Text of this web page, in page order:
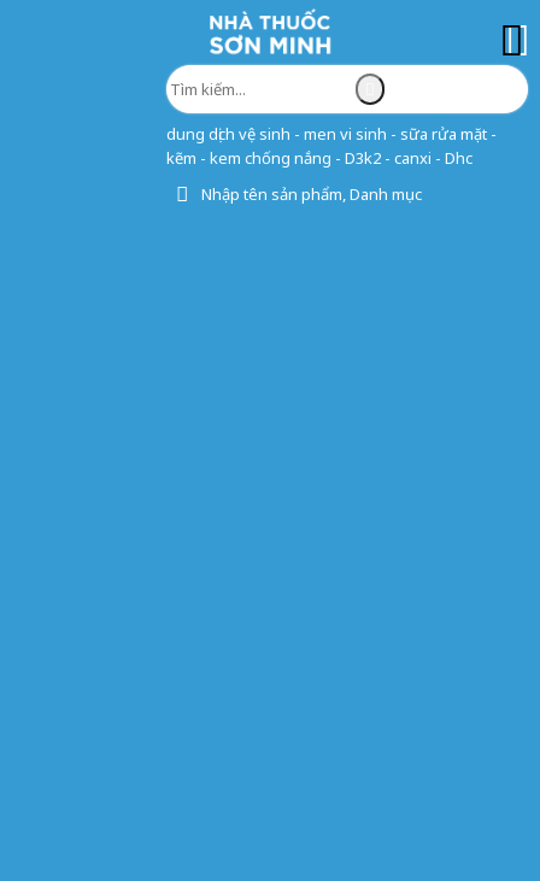
dung dịch vệ sinh - men vi sinh - sữa rửa mặt -
kẽm - kem chống nắng - D3k2 - canxi - Dhc
Nhập tên sản phẩm, Danh mục